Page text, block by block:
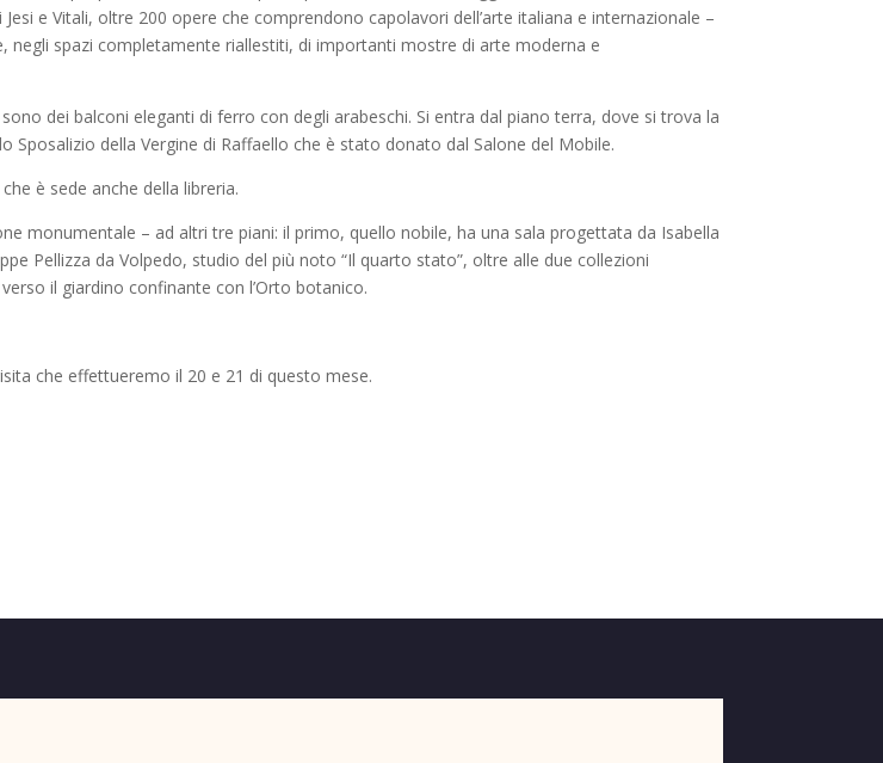
e Vitali, oltre 200 opere che comprendono capolavori dell’arte italiana e internazionale –
spazi completamente riallestiti, di importanti mostre di arte moderna e
dei balconi eleganti di ferro con degli arabeschi. Si entra dal piano terra, dove si trova la
della Vergine di Raffaello che è stato donato dal Salone del Mobile.
è sede anche della libreria.
monumentale – ad altri tre piani: il primo, quello nobile, ha una sala progettata da Isabella
Pellizza da Volpedo, studio del più noto “Il quarto stato”, oltre alle due collezioni
il giardino confinante con l’Orto botanico.
che effettueremo il 20 e 21 di questo mese.